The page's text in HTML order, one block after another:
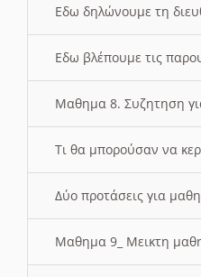
Εδω δηλώνουμε τη
Εδω βλέπουμε τις
Μαθημα 8. Συζητηση
Τι θα μπορούσαν να
Δύο προτάσεις για
Μαθημα 9_ Μεικτη